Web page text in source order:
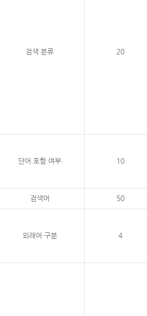
검색 분류 20
단어 포함 여부 10
검색어 50
외래어 구분 4